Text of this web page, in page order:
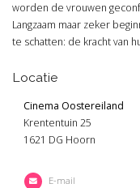
worden de vrouwen
Langzaam maar zeker
te schatten: de kracht van
Locatie
Cinema Oostereiland
Krententuin 25
1621 DG Hoorn
E-mail